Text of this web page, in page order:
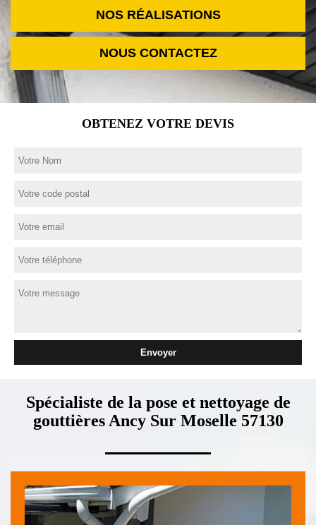
NOS RÉALISATIONS
NOUS CONTACTEZ
OBTENEZ VOTRE DEVIS
Spécialiste de la pose et nettoyage de
gouttières Ancy Sur Moselle 57130